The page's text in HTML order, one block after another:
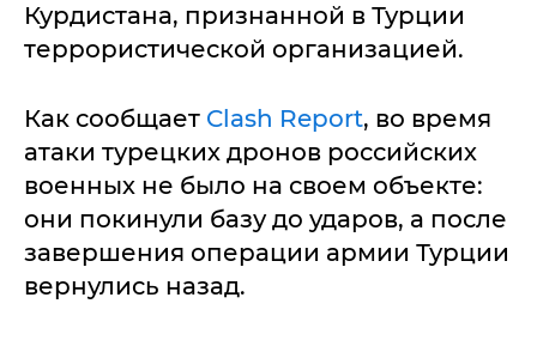
Курдистана, признанной в Турции
террористической организацией.
Как сообщает Clash Report, во время
атаки турецких дронов российских
военных не было на своем объекте:
они покинули базу до ударов, а после
завершения операции армии Турции
вернулись назад.